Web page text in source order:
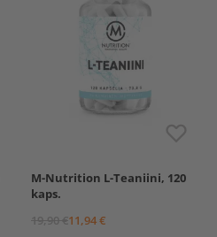
M-Nutrition L-Teaniini, 120
kaps.
19,90 €11,94 €